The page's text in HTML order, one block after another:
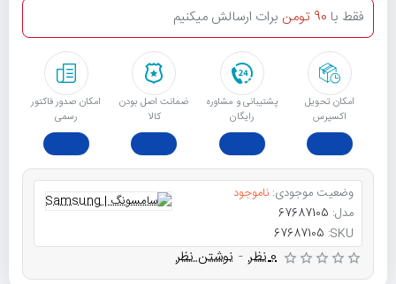
امکان تحویل
اکسپرس
پشتیبانی و مشاوره
رایگان
ﺿﻤﺎﻧﺖ اﺻﻞ ﺑﻮدن
ﮐﺎﻟﺎ
امکان صدور فاکتور
رسمی
فقط با 90 تومن برات ارسالش میکنیم
وضعیت موجودی: ناموجود
مدل: 67687105
SKU:
67687105
0 نظر - نوشتن نظر